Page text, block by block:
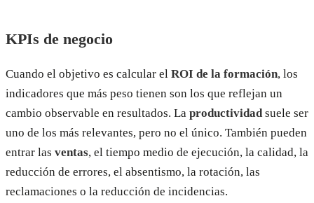
KPIs de negocio
Cuando el objetivo es calcular el ROI de la formación, los
indicadores que más peso tienen son los que reflejan un
cambio observable en resultados. La productividadsuele ser
uno de los más relevantes, pero no el único. También pueden
entrar las ventas, el tiempo medio de ejecución, la calidad, la
reducción de errores, el absentismo, la rotación, las
reclamaciones o la reducción de incidencias.